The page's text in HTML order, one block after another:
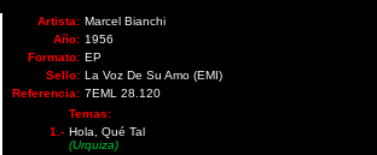
Artista: Marcel Bianchi
Año: 1956
Formato: EP
Sello: La Voz De Su Amo (EMI)
Referencia: 7EML 28.120
Temas:
1.- Hola, Qué Tal
(Urquiza)